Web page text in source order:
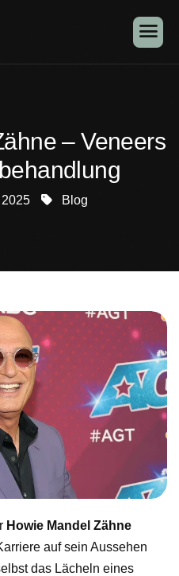
– Veneers
Blog
Howie Mandel Zähne
auf sein Aussehen
das Lächeln eines